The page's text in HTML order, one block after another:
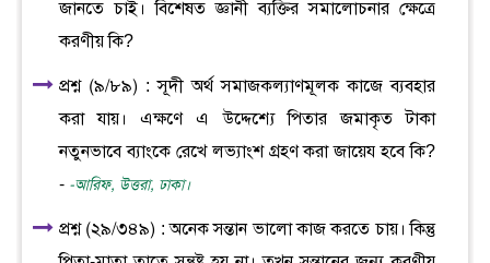
জানতে চাই। বিশেষত জ্ঞানী ব্যক্তির সমালোচনার ক্ষেত্রে
করণীয় কি?
প্রশ্ন (৯/৮৯) : সূদী অর্থ সমাজকল্যাণমূলক কাজে ব্যবহার
করা যায়। এক্ষণে এ উদ্দেশ্যে পিতার জমাকৃত টাকা
নতুনভাবে ব্যাংকে রেখে লভ্যাংশ গ্রহণ করা জায়েয হবে কি?
- -আরিফ, উত্তরা, ঢাকা।
প্রশ্ন (২৯/৩৪৯) : অনেক সন্তান ভালো কাজ করতে চায়। কিন্তু